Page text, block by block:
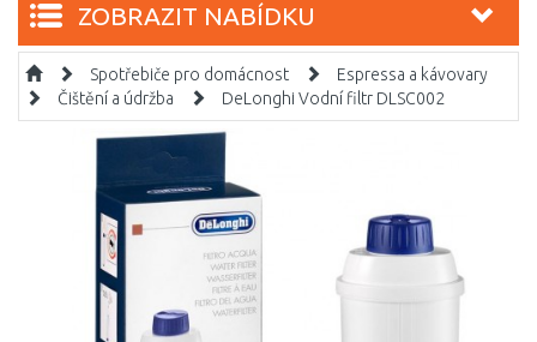
ZOBRAZIT NABÍDKU
Spotřebiče pro domácnost
Espressa a kávovary
Čištění a údržba
DeLonghi Vodní filtr DLSC002